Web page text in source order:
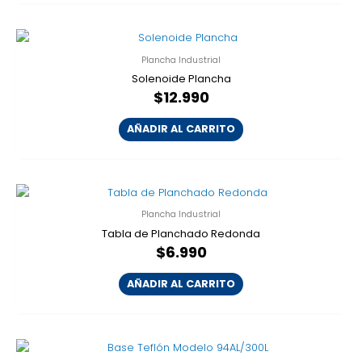
Plancha Industrial
Solenoide Plancha
$12.990
AÑADIR AL CARRITO
Plancha Industrial
Tabla de Planchado Redonda
$6.990
AÑADIR AL CARRITO